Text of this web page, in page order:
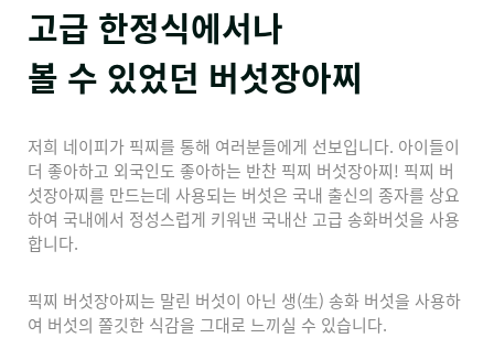
고급 한정식에서나
볼 수 있었던 버섯장아찌
저희 네이피가 픽찌를 통해 여러분들에게 선보입니다. 아이들이
더 좋아하고 외국인도 좋아하는 반찬 픽찌 버섯장아찌! 픽찌 버
섯장아찌를 만드는데 사용되는 버섯은 국내 출신의 종자를 상요
하여 국내에서 정성스럽게 키워낸 국내산 고급 송화버섯을 사용
합니다.
픽찌 버섯장아찌는 말린 버섯이 아닌 생(生) 송화 버섯을 사용하
여 버섯의 쫄깃한 식감을 그대로 느끼실 수 있습니다.